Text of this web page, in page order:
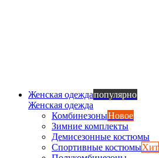
Женская одеждапопулярно
Женская одежда
КомбинезоныНовое
Зимние комплекты
Демисезонные костюмы
Спортивные костюмыХит